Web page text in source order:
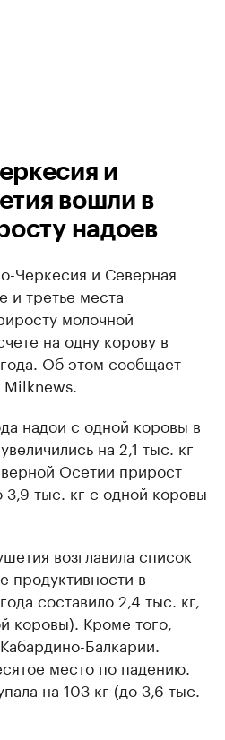
и
вошли в
надоев
Черкесия и Северная
и третье места
молочной
на одну корову в
Об этом сообщает
надои с одной коровы в
на 2,1 тыс. кг
Осетии прирост
тыс. кг с одной коровы
возглавила список
продуктивности в
составило 2,4 тыс. кг,
коровы). Кроме того,
Балкарии.
место по падению.
на 103 кг (до 3,6 тыс.